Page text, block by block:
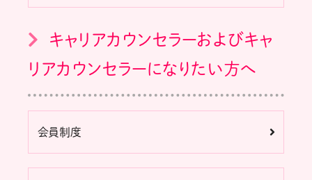
キャリアカウンセラーおよびキャ
リアカウンセラーになりたい方へ
会員制度